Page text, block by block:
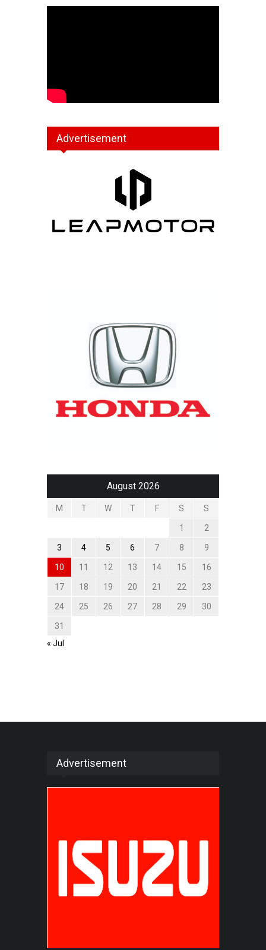
Advertisement
August 2026
M T W T F S S
1 2
3 4 5 6 7 8 9
10 11 12 13 14 15 16
17 18 19 20 21 22 23
24 25 26 27 28 29 30
31
« Jul
Advertisement